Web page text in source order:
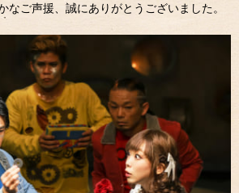
なご声援、誠にありがとうございました。